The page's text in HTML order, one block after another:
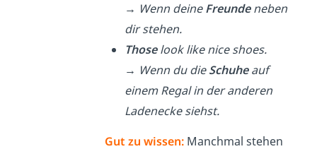
→ Wenn deineFreundeneben
dir stehen.
Thoselook like nice shoes.
→ Wenn du dieSchuheauf
einem Regal in der anderen
Ladenecke siehst.
Gut zu wissen:Manchmal stehen